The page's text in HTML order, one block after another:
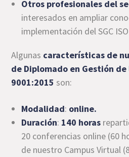
Otros profesionales del
interesados en ampliar
implementación del SGC
Algunas características de
de Diplomado en Gestión de
9001:2015 son:
Modalidad: online.
Duración: 140 horas
20 conferencias online (60
de nuestro Campus Virtual